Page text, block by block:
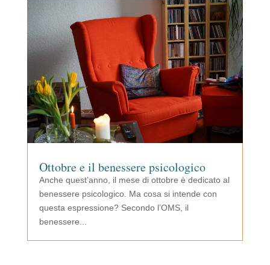
Ottobre e il benessere psicologico
Anche quest’anno, il mese di ottobre è dedicato al
benessere psicologico. Ma cosa si intende con
questa espressione? Secondo l’OMS, il
benessere...